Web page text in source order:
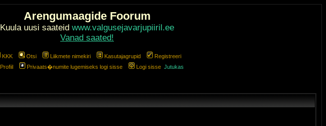
Arengumaagide Foorum
Kuula uusi saateid www.valgusejavarjupiiril.ee
Vanad saated!
KKK Otsi Liikmete nimekiri Kasutajagrupid
Registreeri
Profiil
Privaats�numite lugemiseks logi sisse Logi sisse Jutukas